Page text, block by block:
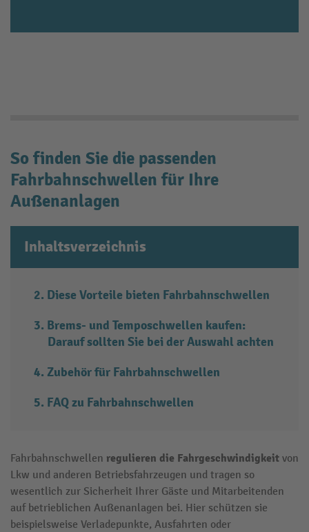
So finden Sie die passenden
Fahrbahnschwellen für Ihre
Außenanlagen
Inhaltsverzeichnis
Diese Vorteile bieten Fahrbahnschwellen
Brems- und Temposchwellen kaufen:
Darauf sollten Sie bei der Auswahl achten
Zubehör für Fahrbahnschwellen
FAQ zu Fahrbahnschwellen
Fahrbahnschwellen regulieren die Fahrgeschwindigkeit von
Lkw und anderen Betriebsfahrzeugen und tragen so
wesentlich zur Sicherheit Ihrer Gäste und Mitarbeitenden
auf betrieblichen Außenanlagen bei. Hier schützen sie
beispielsweise Verladepunkte, Ausfahrten oder